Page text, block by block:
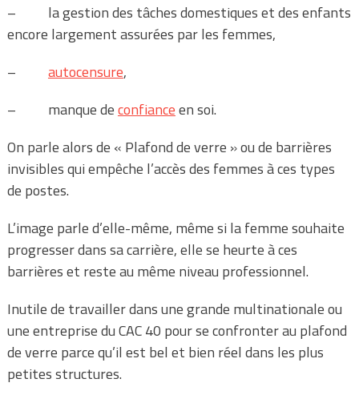
– la gestion des tâches domestiques et des enfants
encore largement assurées par les femmes,
– autocensure,
– manque deconfianceen soi.
On parle alors de « Plafond de verre » ou de barrières
invisibles qui empêche l’accès des femmes à ces types
de postes.
L’image parle d’elle-même, même si la femme souhaite
progresser dans sa carrière, elle se heurte à ces
barrières et reste au même niveau professionnel.
Inutile de travailler dans une grande multinationale ou
une entreprise du CAC 40 pour se confronter au plafond
de verre parce qu’il est bel et bien réel dans les plus
petites structures.